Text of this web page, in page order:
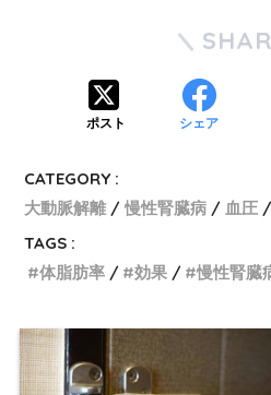
ポスト シェア
CATEGORY :
大動脈解離
慢性腎臓病 血圧
TAGS :
体脂肪率
効果 慢性腎臓